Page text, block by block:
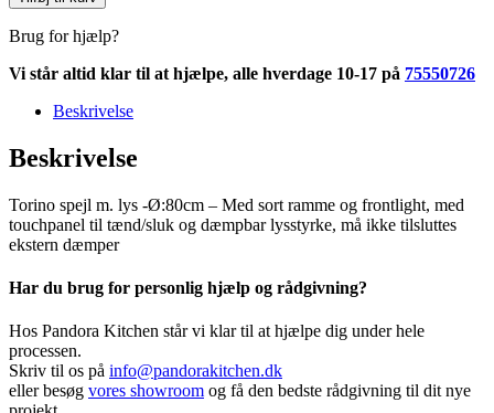
–
Ø:
80cm
antal
Brug for hjælp?
Vi står altid klar til at hjælpe, alle hverdage 10-17 på 75550726
Beskrivelse
Beskrivelse
Torino spejl m. lys -Ø:80cm – Med sort ramme og frontlight, med
touchpanel til tænd/sluk og dæmpbar lysstyrke, må ikke tilsluttes
ekstern dæmper
Har du brug for personlig hjælp og rådgivning?
Hos Pandora Kitchen står vi klar til at hjælpe dig under hele
processen.
Skriv til os på info@pandorakitchen.dk
eller besøg vores showroom og få den bedste rådgivning til dit nye